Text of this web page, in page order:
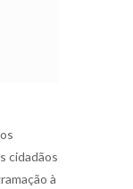
cidadãos
à